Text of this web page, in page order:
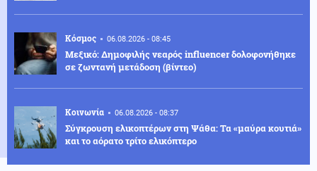
Κόσμος 06.08.2026 - 08:45
Μεξικό: Δημοφιλής νεαρός influencer δολοφονήθηκε
σε ζωντανή μετάδοση (βίντεο)
Κοινωνία 06.08.2026 - 08:37
Σύγκρουση ελικοπτέρων στη Ψάθα: Τα «μαύρα κουτιά»
και το αόρατο τρίτο ελικόπτερο